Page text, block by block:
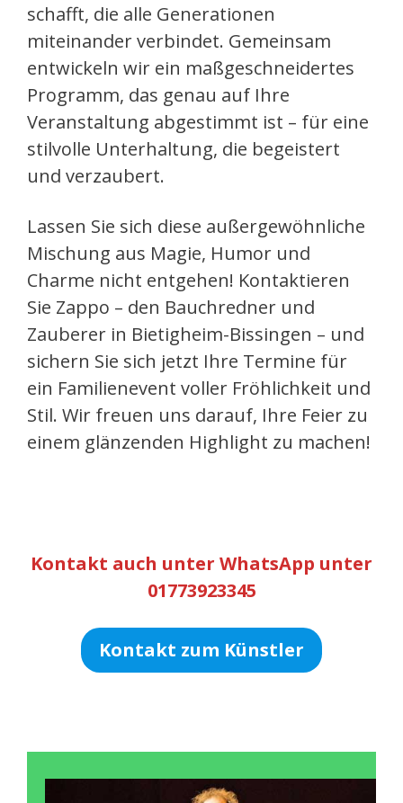
schafft, die alle Generationen
miteinander verbindet. Gemeinsam
entwickeln wir ein maßgeschneidertes
Programm, das genau auf Ihre
Veranstaltung abgestimmt ist – für eine
stilvolle Unterhaltung, die begeistert
und verzaubert.
Lassen Sie sich diese außergewöhnliche
Mischung aus Magie, Humor und
Charme nicht entgehen! Kontaktieren
Sie Zappo – den Bauchredner und
Zauberer in Bietigheim-Bissingen – und
sichern Sie sich jetzt Ihre Termine für
ein Familienevent voller Fröhlichkeit und
Stil. Wir freuen uns darauf, Ihre Feier zu
einem glänzenden Highlight zu machen!
Kontakt auch unter WhatsApp unter
01773923345
Kontakt zum Künstler